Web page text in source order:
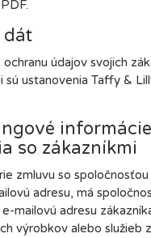
dát
údajov svojich
sú ustanovenia Taffy &
so zákazníkmi
zmluvu so
adresu, má
mailovú adresu
výrobkov alebo služieb